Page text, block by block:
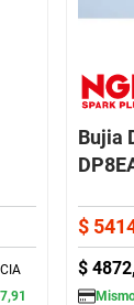
,91
Bujia
$
$ 4872